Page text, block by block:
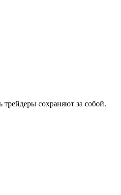
сохраняют за собой.